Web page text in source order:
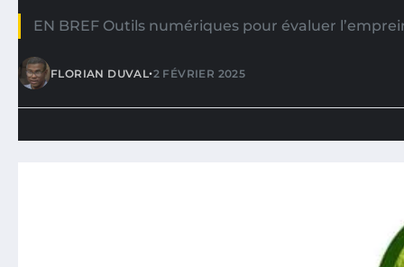
EN BREF Outils numériques pour évaluer
FLORIAN DUVAL•2 FÉVRIER 2025